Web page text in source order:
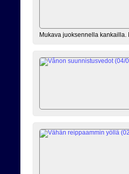
Mukava juoksennella